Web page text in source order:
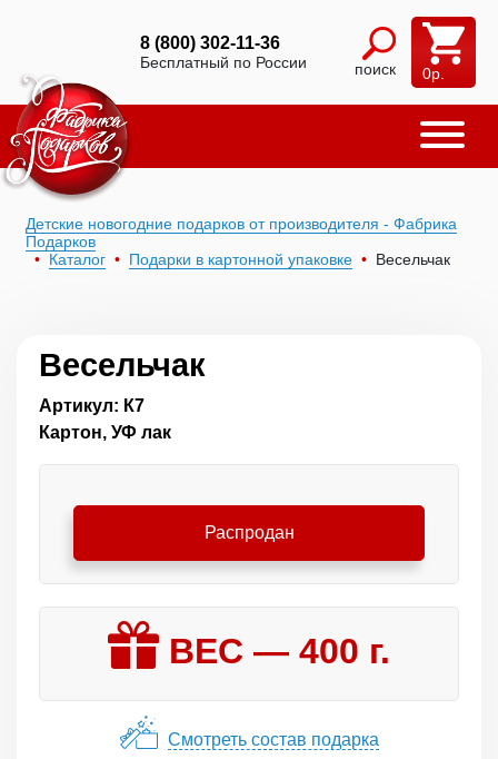
8 (800) 302-11-36
Бесплатный по России поиск 0р.
Детские новогодние подарков от производителя - Фабрика
Подарков
Каталог
Подарки в картонной упаковке Весельчак
Весельчак
Артикул: К7
Картон, УФ лак
Распродан
ВЕС — 400 г.
Смотреть состав подарка